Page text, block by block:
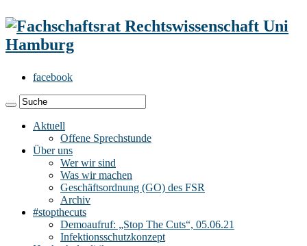
facebook
Aktuell
Offene Sprechstunde
Über uns
Wer wir sind
Was wir machen
Geschäftsordnung (GO) des FSR
Archiv
#stopthecuts
Demoaufruf: „Stop The Cuts“, 05.06.21
Infektionsschutzkonzept